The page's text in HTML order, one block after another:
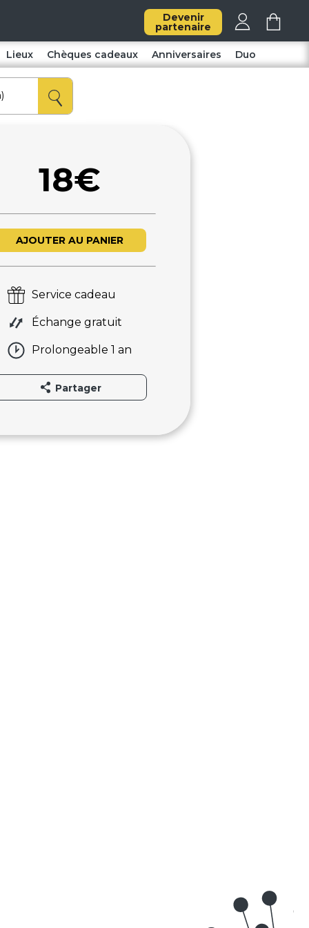
Devenir
partenaire
Lieux Chèques cadeaux Anniversaires Duo
18€
AJOUTER AU PANIER
Service cadeau
Échange gratuit
Prolongeable 1 an
Partager